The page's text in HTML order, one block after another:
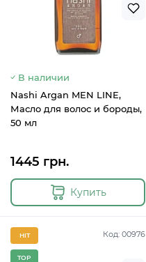
В наличии
Nashi Argan MEN LINE,
Масло для волос и бороды,
50 мл
1445 грн.
Купить
Код: 00976
HIT
TOP